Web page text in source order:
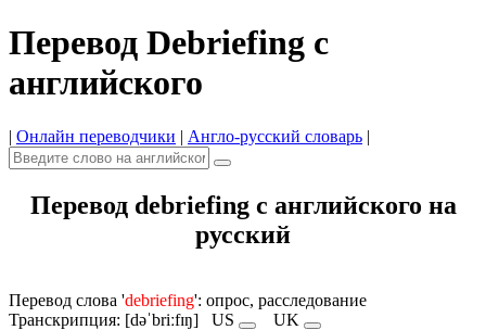
Перевод Debriefing с
английского
| Онлайн переводчики | Англо-русский словарь |
Перевод debriefing с английского на
русский
Перевод слова 'debriefing': опрос, расследование
Транскрипция: [dəˈbriːfɪŋ] US UK